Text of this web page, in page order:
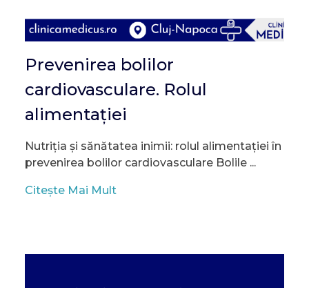
Prevenirea bolilor
cardiovasculare. Rolul
alimentației
Nutriția și sănătatea inimii: rolul alimentației în
prevenirea bolilor cardiovasculare Bolile ...
Citește Mai Mult